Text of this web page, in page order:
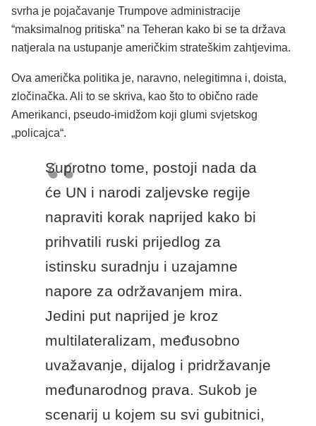
svrha je pojačavanje Trumpove administracije
“maksimalnog pritiska” na Teheran kako bi se ta država
natjerala na ustupanje američkim strateškim zahtjevima.
Ova američka politika je, naravno, nelegitimna i, doista,
zločinačka. Ali to se skriva, kao što to obično rade
Amerikanci, pseudo-imidžom koji glumi svjetskog
„policajca“.
Suprotno tome, postoji nada da
će UN i narodi zaljevske regije
napraviti korak naprijed kako bi
prihvatili ruski prijedlog za
istinsku suradnju i uzajamne
napore za održavanjem mira.
Jedini put naprijed je kroz
multilateralizam, međusobno
uvažavanje, dijalog i pridržavanje
međunarodnog prava. Sukob je
scenarij u kojem su svi gubitnici,